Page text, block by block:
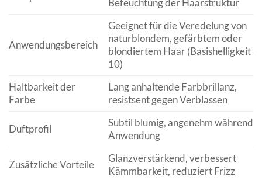
Befeuchtung der Haarstruktur
Anwendungsbereich
Geeignet für die Veredelung von
naturblondem, gefärbtem oder
blondiertem Haar (Basishelligkeit 8-
10)
Haltbarkeit der
Farbe
Lang anhaltende Farbbrillanz,
resistsent gegen Verblassen
Duftprofil
Subtil blumig, angenehm während
Anwendung
Zusätzliche Vorteile
Glanzverstärkend, verbessert
Kämmbarkeit, reduziert Frizz